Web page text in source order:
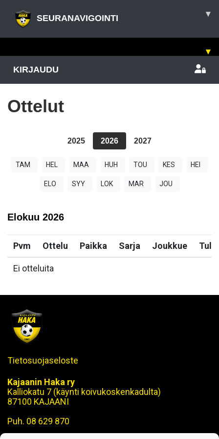
SEURANAVIGOINTI ▾
▾
KIRJAUDU
Ottelut
2025 2026 2027
TAM HEL MAA HUH TOU KES HEI
ELO SYY LOK MAR JOU
Elokuu 2026
Pvm Ottelu Paikka Sarja Joukkue
Ei otteluita
Tietosuojaseloste
Kajaanin Haka ry
Kalliokatu 7 (käynti koivukoskenkadulta)
87100 KAJAANI
Puh. 08 629 870